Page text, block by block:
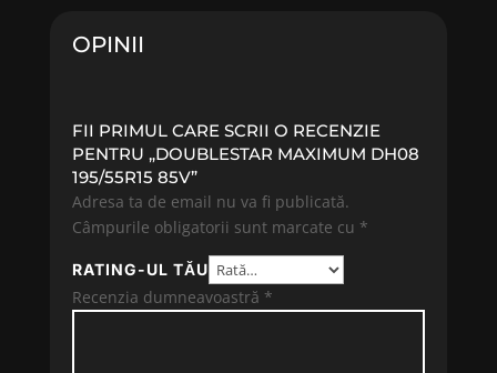
OPINII
FII PRIMUL CARE SCRII O RECENZIE
PENTRU „DOUBLESTAR MAXIMUM DH08
195/55R15 85V”
Adresa ta de email nu va fi publicată.
Câmpurile obligatorii sunt marcate cu *
RATING-UL TĂU
Recenzia dumneavoastră *